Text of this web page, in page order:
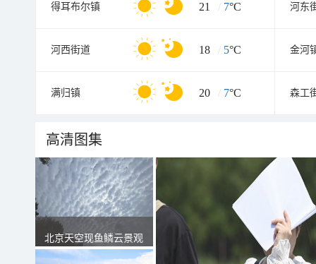
得耳布尔镇 21 / 7°C 河东
河西街道 18 / 5°C 金河
满归镇 20 / 7°C 森工
高清图集
北京天空现鱼鳞云景观